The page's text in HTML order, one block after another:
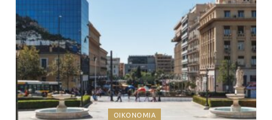
ΟΙΚΟΝΟΜΙΑ